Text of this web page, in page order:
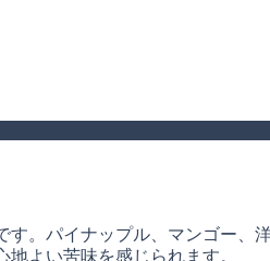
。パイナップル、マンゴー、
よい苦味を感じられます。